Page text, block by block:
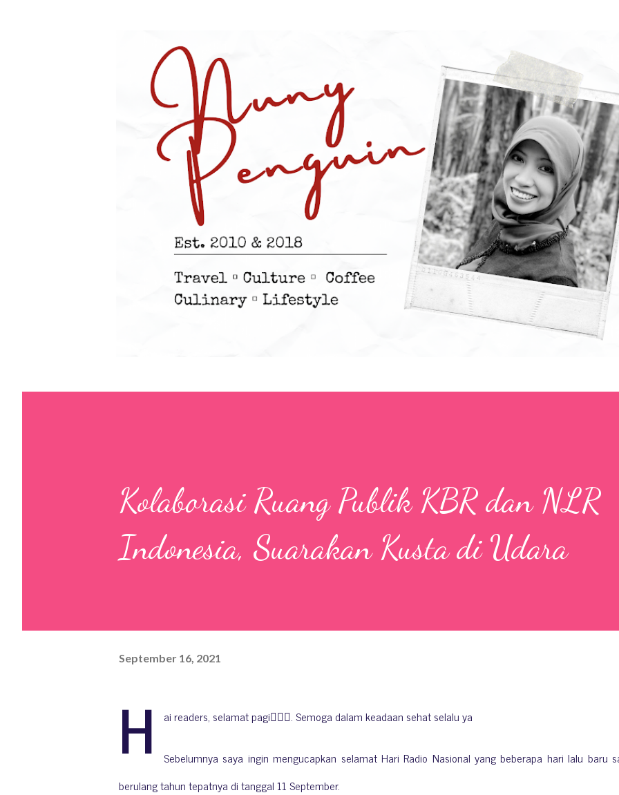
Kolaborasi Ruang Publik KBR dan NLR
Indonesia, Suarakan Kusta di Udara
September 16, 2021
H ai readers, selamat pagi🙋🏻‍♀️. Semoga dalam keadaan sehat selalu ya
Sebelumnya saya ingin mengucapkan selamat Hari Radio Nasional yang beberapa hari lalu baru
berulang tahun tepatnya di tanggal 11 September.